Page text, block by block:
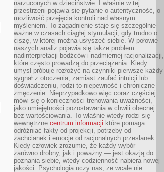
narzuconych w dzieciństwie. I właśnie w tej
przestrzeni pojawia się pytanie o autentyczność, o
możliwość przejęcia kontroli nad własnym
myśleniem. To zagadnienie staje się szczególnie
ważne w czasach ciągłej stymulacji, gdy trudno o
ciszę, w której można usłyszeć siebie. W połowie
naszych analiz pojawia się także problem
nadinterpretacji bodźców i nadmiernej racjonalizacji,
które często prowadzą do przeciążenia. Kiedy
umysł próbuje rozłożyć na czynniki pierwsze każdy
sygnał z otoczenia, zamiast zaufać intuicji lub
doświadczeniu, rodzi to niepewność i chroniczne
zmęczenie. Nieprzypadkowo więc coraz częściej
mówi się o konieczności trenowania uważności,
jako umiejętności pozostawania w chwili obecnej
bez wartościowania. To właśnie wtedy rodzi się
wewnętrzne centrum informacji które pomaga
odróżniać fakty od projekcji, potrzeby od
zachcianek i emocje od racjonalnych przesłanek.
Kiedy człowiek zrozumie, że każdy wybór —
zarówno drobny, jak i poważny — jest okazją do
poznania siebie, wtedy codzienność nabiera nowej
jakości. Psychologia uczy nas, że wcale nie